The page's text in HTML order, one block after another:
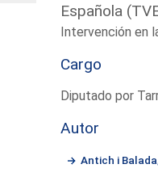
Española
Intervención en
Cargo
Diputado por
Autor
Antich i